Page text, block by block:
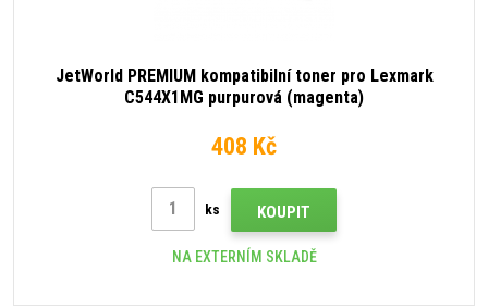
JetWorld PREMIUM kompatibilní toner pro Lexmark
C544X1MG purpurová (magenta)
408 Kč
ks KOUPIT
NA EXTERNÍM SKLADĚ